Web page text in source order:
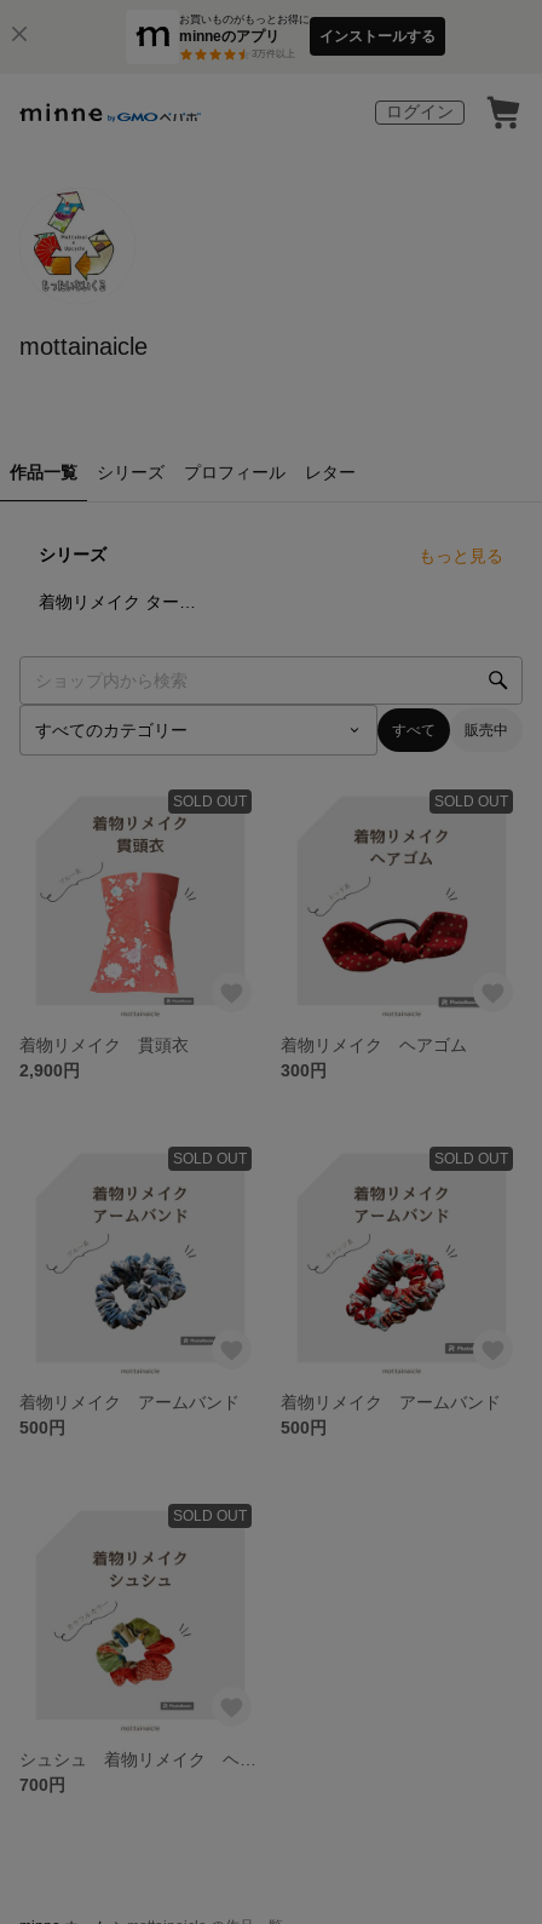
お買いものがもっとお得に
minneのアプリ
3万件以上
インストールする
ログイン
mottainaicle
作品一覧 シリーズ プロフィール レター
シリーズ もっと見る
すべて 販売中
SOLD OUT
着物リメイク 貫頭衣
2,900円
SOLD OUT
着物リメイク ヘアゴム
300円
SOLD OUT
着物リメイク アームバンド
500円
SOLD OUT
着物リメイク アームバンド
500円
SOLD OUT
700円